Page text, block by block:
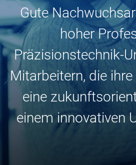
Gute
hoher
Präzisionstechnik-
Mitarbeitern, die
eine
einem innovativen